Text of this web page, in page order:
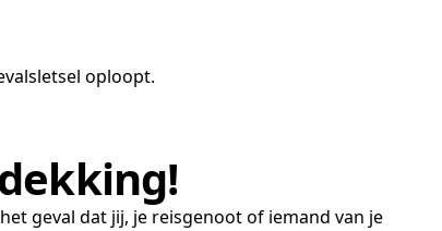
oploopt.
geval dat jij, je reisgenoot of iemand van je